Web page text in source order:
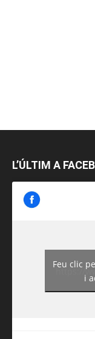
L’ÚLTIM A
https://
Feu clic
i